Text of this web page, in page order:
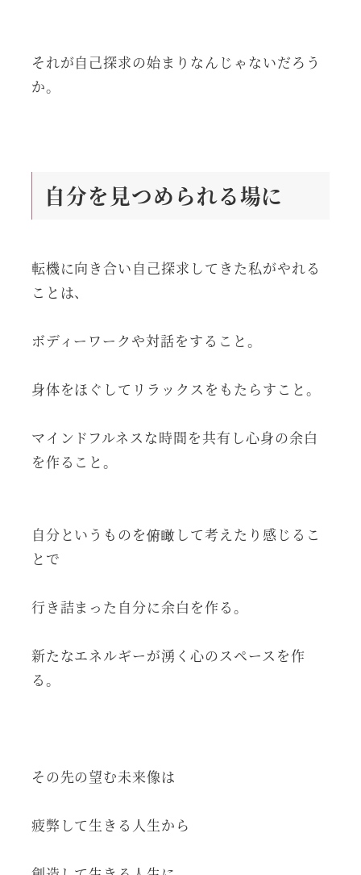
それが自己探求の始まりなんじゃないだろう
か。
自分を見つめられる場に
転機に向き合い自己探求してきた私がやれる
ことは、
ボディーワークや対話をすること。
身体をほぐしてリラックスをもたらすこと。
マインドフルネスな時間を共有し心身の余白
を作ること。
自分というものを俯瞰して考えたり感じるこ
とで
行き詰まった自分に余白を作る。
新たなエネルギーが湧く心のスペースを作
る。
その先の望む未来像は
疲弊して生きる人生から